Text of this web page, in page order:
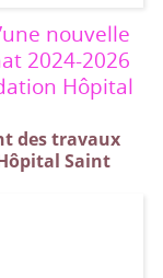
nouvelle
2024-2026
Hôpital
des travaux
Saint